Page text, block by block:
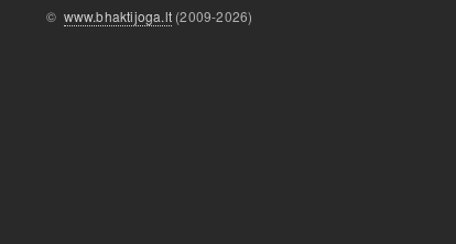
© www.bhaktijoga.lt (2009-2026)